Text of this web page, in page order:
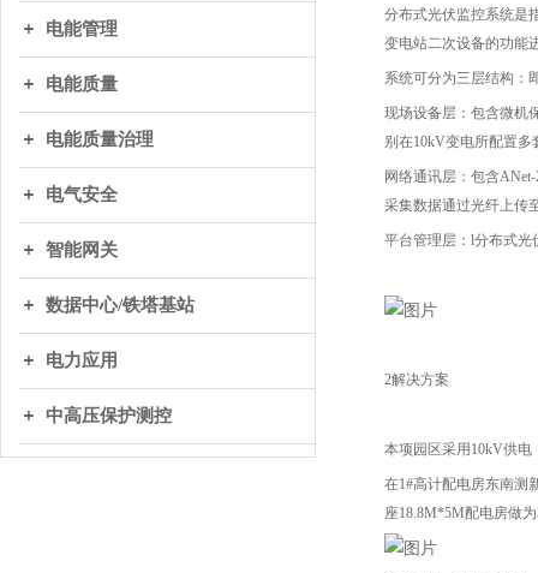
电能管理
电能质量
电能质量治理
电气安全
智能网关
数据中心/铁塔基站
电力应用
中高压保护测控
分布式光伏监控系统是
变电站二次设备的功能
系统可分为三层结构：
现场设备层：包含微机
别在10kV变电所配置
网络通讯层：包含
采集数据通过光纤上传
平台管理层：l分布式光
2解决方案
本项园区采用10kV供电
在1#高计配电房东南测
座18.8M*5M配电房做